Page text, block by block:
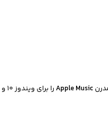
Apple Musicرا برای ویندوز ۱۰ و ۱۱ ارائه کرده است.